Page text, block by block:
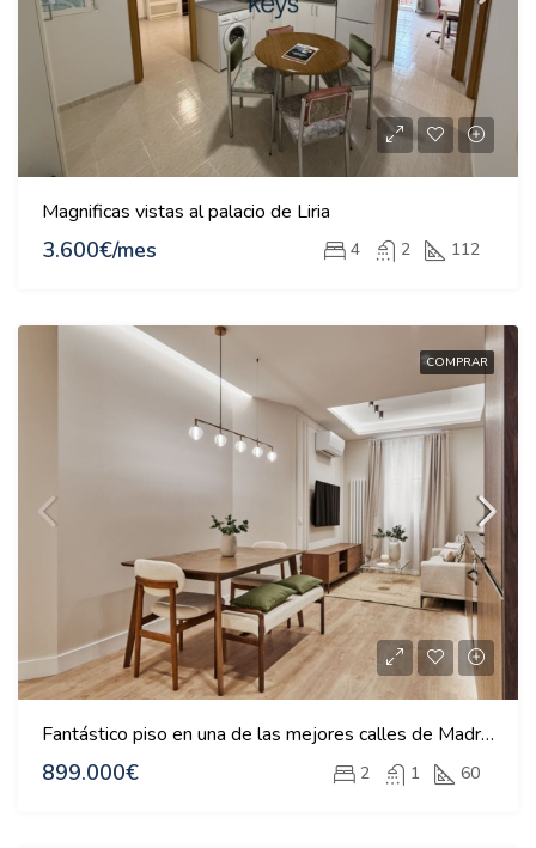
Magnificas vistas al palacio de Liria
3.600€/mes 4 2 112
COMPRAR
Fantástico piso en una de las mejores calles de Madrid
899.000€ 2 1 60